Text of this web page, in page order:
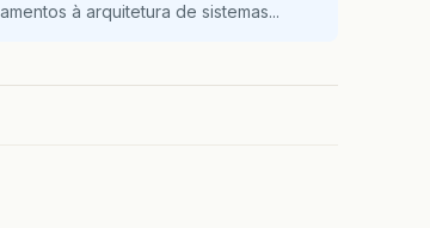
à arquitetura de sistemas...